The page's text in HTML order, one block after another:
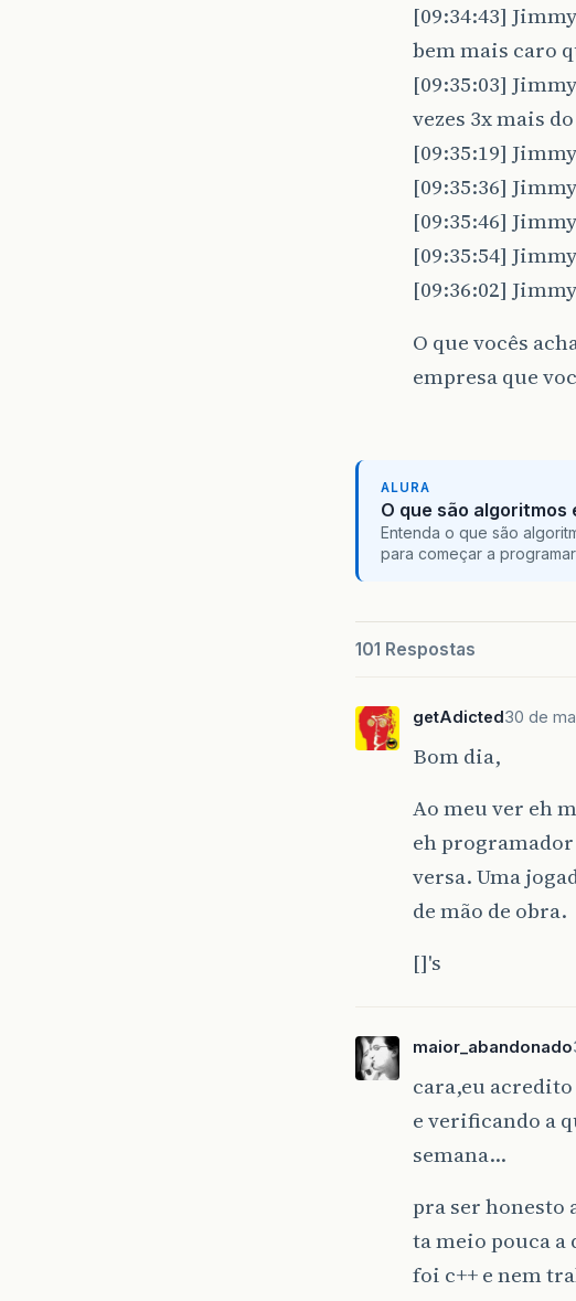
[09:34:43]
bem mais caro
[09:35:03]
vezes 3x mais
[09:35:19]
[09:35:36]
[09:35:46]
[09:35:54]
[09:36:02]
O que vocês
empresa que
ALURA
O que são algoritmos
Entenda o que são
para começar a programar
101 Respostas
getAdicted30 de
Bom dia,
Ao meu ver eh
eh programador
versa. Uma
de mão de obra.
[]'s
maior_abandonado
cara,eu
e verificando a
semana…
pra ser honesto
ta meio pouca a
foi c++ e nem